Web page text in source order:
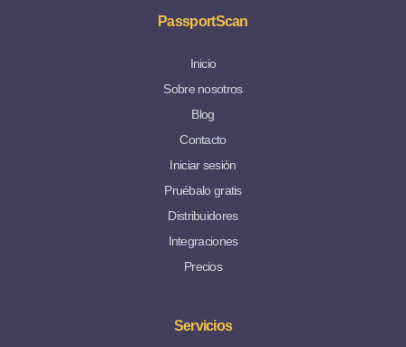
PassportScan
Inicio
Sobre nosotros
Blog
Contacto
Iniciar sesión
Pruébalo gratis
Distribuidores
Integraciones
Precios
Servicios